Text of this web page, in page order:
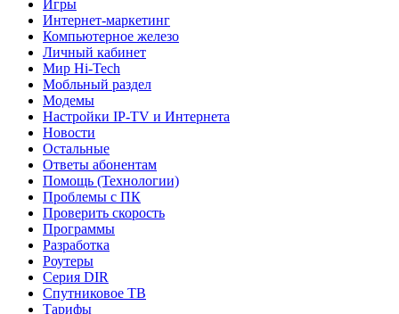
Игры
Интернет-маркетинг
Компьютерное железо
Личный кабинет
Мир Hi-Tech
Мобльный раздел
Модемы
Настройки IP-TV и Интернета
Новости
Остальные
Ответы абонентам
Помощь (Технологии)
Проблемы с ПК
Проверить скорость
Программы
Разработка
Роутеры
Серия DIR
Спутниковое ТВ
Тарифы